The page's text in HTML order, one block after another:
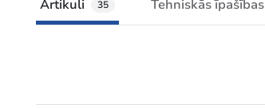
Artikuli 35 Tehniskās īpašības